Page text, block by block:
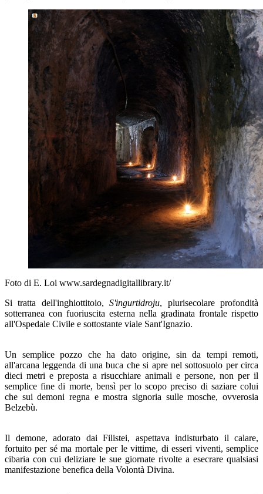
Foto di E. Loi www.sardegnadigitallibrary.it/
Si tratta dell'inghiottitoio,S'ingurtidroju, plurisecolare profondità
sotterranea con fuoriuscita esterna nella gradinata frontale rispetto
all'Ospedale Civile e sottostante viale Sant'Ignazio.
Un semplice pozzo che ha dato origine, sin da tempi remoti,
all'arcana leggenda di una buca che si apre nel sottosuolo per circa
dieci metri e preposta a risucchiare animali e persone, non per il
semplice fine di morte, bensì per lo scopo preciso di saziare colui
che sui demoni regna e mostra signoria sulle mosche, ovverosia
Belzebù.
Il demone, adorato dai Filistei, aspettava indisturbato il calare,
fortuito per sé ma mortale per le vittime, di esseri viventi, semplice
cibaria con cui deliziare le sue giornate rivolte a esecrare qualsiasi
manifestazione benefica della Volontà Divina.